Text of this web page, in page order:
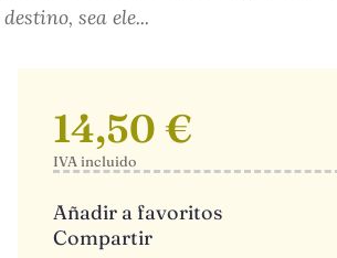
destino, sea ele...
14,50 €
IVA incluido
Añadir a favoritos
Compartir